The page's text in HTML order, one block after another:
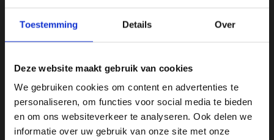
Toestemming Details Over
Deze website maakt gebruik van cookies
We gebruiken cookies om content en advertenties te
personaliseren, om functies voor social media te bieden
en om ons websiteverkeer te analyseren. Ook delen we
informatie over uw gebruik van onze site met onze
Maatwerk trapleuningen
Zwarte trapleuningen